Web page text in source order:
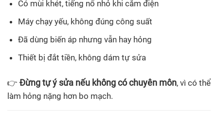
Có mùi khét, tiếng nổ nhỏ khi cắm điện
Máy chạy yếu, không đúng công suất
Đã dùng biến áp nhưng vẫn hay hỏng
Thiết bị đắt tiền, không dám tự sửa
👉 Đừng tự ý sửa nếu không có chuyên môn, vì có thể
làm hỏng nặng hơn bo mạch.